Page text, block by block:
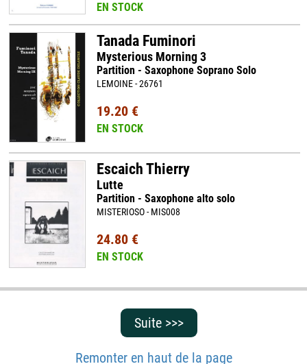
EN STOCK
Tanada Fuminori
Mysterious Morning 3
Partition - Saxophone Soprano Solo
LEMOINE - 26761
19.20 €
EN STOCK
Escaich Thierry
Lutte
Partition - Saxophone alto solo
MISTERIOSO - MIS008
24.80 €
EN STOCK
Suite >>>
Remonter en haut de la page